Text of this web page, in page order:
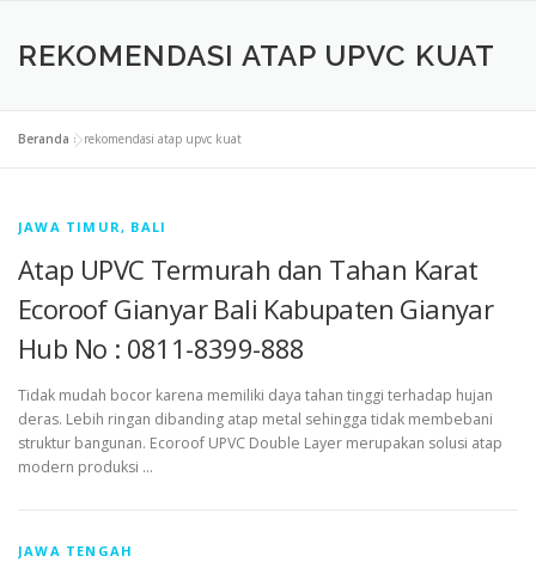
REKOMENDASI ATAP UPVC KUAT
Beranda »rekomendasi atap upvc kuat
JAWA TIMUR, BALI
Atap UPVC Termurah dan Tahan Karat
Ecoroof Gianyar Bali Kabupaten Gianyar
Hub No : 0811-8399-888
Tidak mudah bocor karena memiliki daya tahan tinggi terhadap hujan
deras. Lebih ringan dibanding atap metal sehingga tidak membebani
struktur bangunan. Ecoroof UPVC Double Layer merupakan solusi atap
modern produksi …
JAWA TENGAH